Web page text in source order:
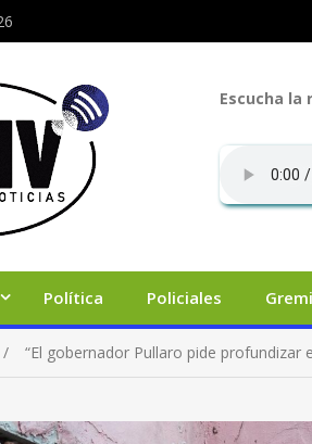
Escucha la
Política Policiales
“El gobernador Pullaro pide